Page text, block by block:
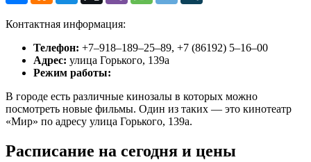
Контактная информация:
Телефон: +7‒918‒189‒25‒89, +7 (86192) 5‒16‒00
Адрес: улица Горького, 139а
Режим работы:
В городе есть различные кинозалы в которых можно
посмотреть новые фильмы. Один из таких — это кинотеатр
«Мир» по адресу улица Горького, 139а.
Расписание на сегодня и цены